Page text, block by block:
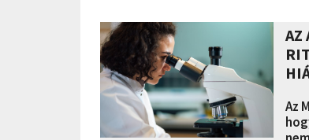
AZ
Az